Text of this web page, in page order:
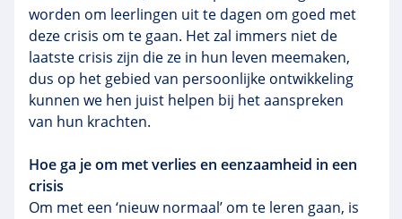
worden om leerlingen uit te dagen om goed met
deze crisis om te gaan. Het zal immers niet de
laatste crisis zijn die ze in hun leven meemaken,
dus op het gebied van persoonlijke ontwikkeling
kunnen we hen juist helpen bij het aanspreken
van hun krachten.
Hoe ga je om met verlies en eenzaamheid in een
crisis
Om met een ‘nieuw normaal’ om te leren gaan, is